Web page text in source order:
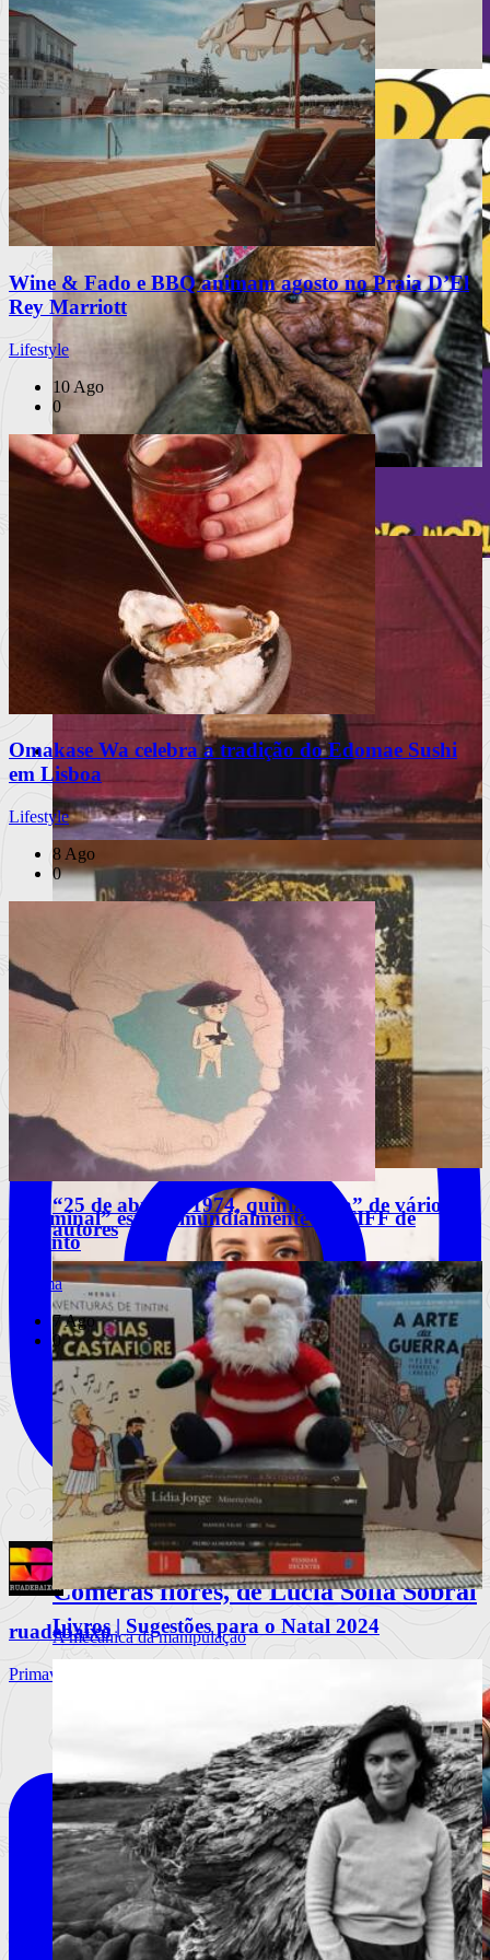
Festival Mental celebra 10 anos
Nepal, a vida criativa
A vida, de robe e ao som de uma marcha
Lisboa volta a ser palco da magia com
175 espetáculos gratuitos
O Festival Internacional de Magia de Rua regressa de 18 a 23
de agosto c
Ler mais
Livros
Notícias
Livros da Semana
Entrevistas & Especiais
“25 de abril de 1974, quinta-feira” de vários
autores
Livros | Sugestões para o Natal 2024
Comerás flores, de Lucía Solla Sobral
A mecânica da manipulação
Wine & Fado e BBQ animam agosto no Praia D’El
Rey Marriott
Lifestyle
10 Ago
0
Omakase Wa celebra a tradição do Edomae Sushi
em Lisboa
Lifestyle
8 Ago
0
“Terminal” estreia mundialmente no TIFF de
Toronto
Cinema
7 Ago
0
PUB
À escuta na Rua
INSTAGRAM
ruadebaixo
Primavera Sound Porto, dia 3. @primaverasound_port